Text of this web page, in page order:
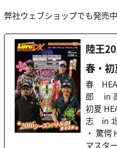
弊社ウェブショップでも発売中
陸王
春・
春
郎 in
初夏
志 in
・ 驚
マスタ